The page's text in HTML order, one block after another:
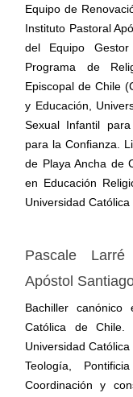
Equipo de
Instituto Pastoral
del Equipo
Programa de
Episcopal de Chile
y Educación,
Sexual Infantil
para la Confianza.
de Playa Ancha de
en Educación
Universidad Católica
Pascale
Apóstol
Bachiller canónico
Católica de Chile.
Universidad
Teología,
Coordinación y